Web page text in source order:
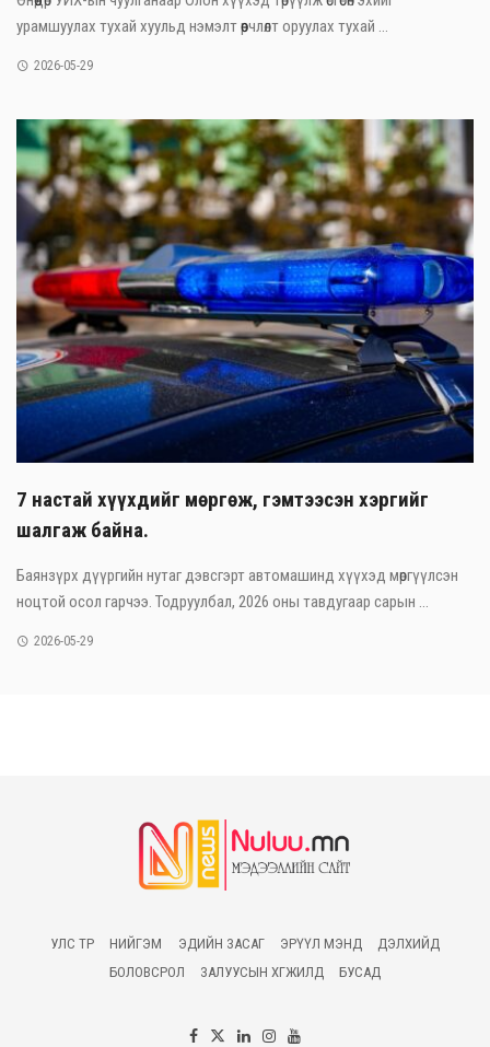
урамшуулах тухай хуульд нэмэлт өөрчлөлт оруулах тухай ...
2026-05-29
7 настай хүүхдийг мөргөж, гэмтээсэн хэргийг
шалгаж байна.
Баянзүрх дүүргийн нутаг дэвсгэрт автомашинд хүүхэд мөргүүлсэн
ноцтой осол гарчээ. Тодруулбал, 2026 оны тавдугаар сарын ...
2026-05-29
УЛС ТӨР НИЙГЭМ ЭДИЙН ЗАСАГ ЭРҮҮЛ МЭНД
ДЭЛХИЙД
БОЛОВСРОЛ
ЗАЛУУСЫН ХӨГЖИЛД БУСАД